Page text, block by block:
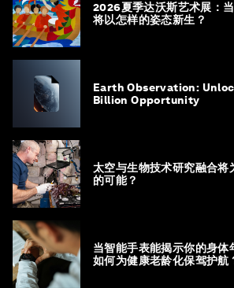
2026夏季达沃斯艺术展：
将以怎样的姿态新生？
Earth Observation:
Billion Opportunity
太空与生物技术研究融合将
的可能？
当智能手表能揭示你的身体
如何为健康老龄化保驾护航